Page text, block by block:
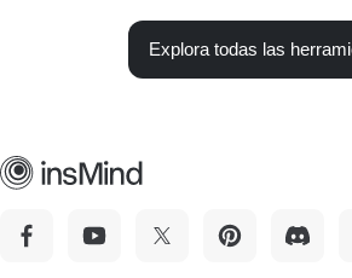
Explora todas las